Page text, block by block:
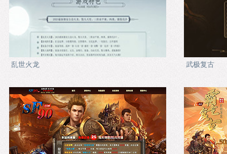
乱世火龙 武极复古